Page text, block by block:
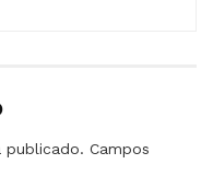
publicado. Campos